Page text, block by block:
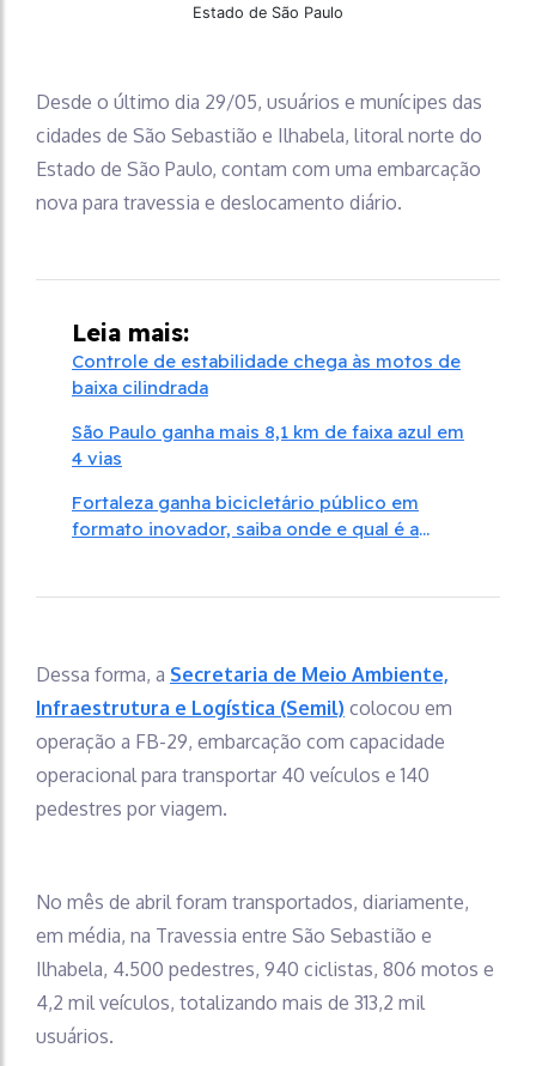
Estado de São Paulo
Desde o último dia 29/05, usuários e munícipes das
cidades de São Sebastião e Ilhabela, litoral norte do
Estado de São Paulo, contam com uma embarcação
nova para travessia e deslocamento diário.
Leia mais:
Controle de estabilidade chega às motos de
baixa cilindrada
São Paulo ganha mais 8,1 km de faixa azul em
4 vias
Fortaleza ganha bicicletário público em
formato inovador, saiba onde e qual é a
Dessa forma, a Secretaria de Meio Ambiente,
Infraestrutura e Logística (Semil) colocou em
operação a FB-29, embarcação com capacidade
operacional para transportar 40 veículos e 140
pedestres por viagem.
No mês de abril foram transportados, diariamente,
em média, na Travessia entre São Sebastião e
Ilhabela, 4.500 pedestres, 940 ciclistas, 806 motos e
4,2 mil veículos, totalizando mais de 313,2 mil
usuários.